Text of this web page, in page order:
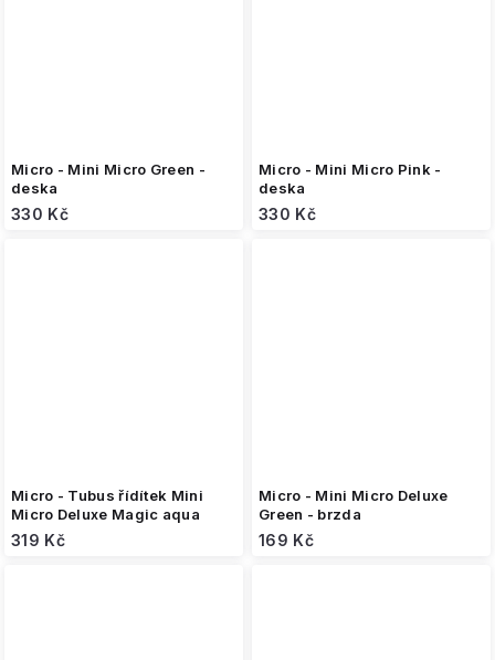
Micro - Mini Micro Green -
deska
330 Kč
Micro - Mini Micro Pink -
deska
330 Kč
Micro - Tubus řídítek Mini
Micro Deluxe Magic aqua
319 Kč
Micro - Mini Micro Deluxe
Green - brzda
169 Kč